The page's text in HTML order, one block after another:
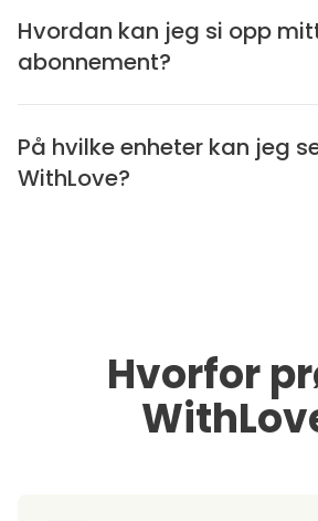
Hvordan kan jeg si opp
abonnement?
På hvilke enheter kan jeg
WithLove?
Hvorfor